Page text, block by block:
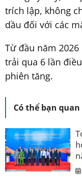
trích lập, không
dầu đối với các
Từ đầu năm
trải qua 6 lần
phiên tăng.
Có thể bạn